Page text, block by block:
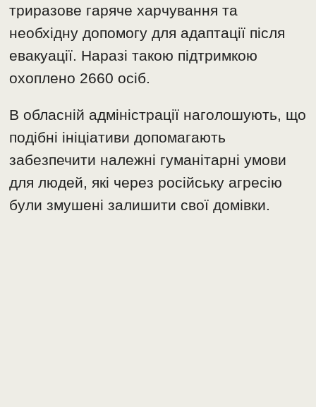
триразове гаряче харчування та
необхідну допомогу для адаптації після
евакуації. Наразі такою підтримкою
охоплено 2660 осіб.
В обласній адміністрації наголошують, що
подібні ініціативи допомагають
забезпечити належні гуманітарні умови
для людей, які через російську агресію
були змушені залишити свої домівки.